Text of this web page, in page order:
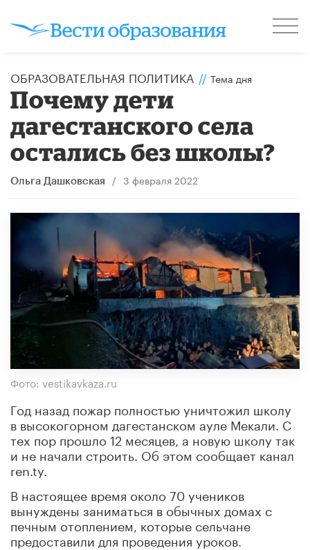
ОБРАЗОВАТЕЛЬНАЯ ПОЛИТИКА // Тема дня
Почему дети
дагестанского села
остались без школы?
Ольга Дашковская / 3 февраля 2022
Фото: vestikavkaza.ru
Год назад пожар полностью уничтожил школу
в высокогорном дагестанском ауле Мекали. С
тех пор прошло 12 месяцев, а новую школу так
и не начали строить. Об этом сообщает канал
ren.ty.
В настоящее время около 70 учеников
вынуждены заниматься в обычных домах с
печным отоплением, которые сельчане
предоставили для проведения уроков.